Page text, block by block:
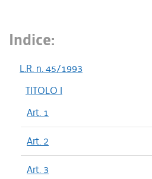
Indice:
L.R. n. 45/1993
TITOLO I
Art. 1
Art. 2
Art. 3